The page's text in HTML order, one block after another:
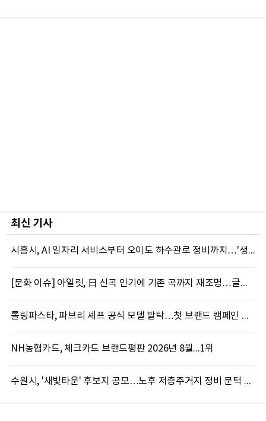
최신 기사
시흥시, AI 일자리 서비스부터 오이도 하수관로 정비까지…'생활밀착 행정' 강화
[문화 이슈] 아일릿, 日 신곡 인기에 기존 곡까지 재조명…글로벌 영향력 확장
롤링파스타, 파브리 셰프 공식 모델 발탁…첫 브랜드 캠페인 공개
NH농협카드, 체크카드 브랜드평판 2026년 8월...1위
수원시, '새빛타운' 후보지 공모…노후 저층주거지 정비 문턱 낮췄다